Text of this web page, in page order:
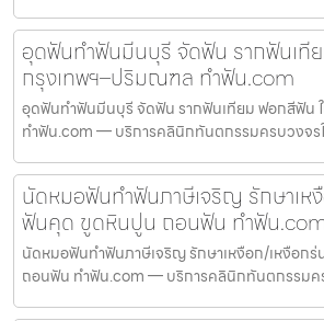
อุดฟันทำฟันมีนบุรี จัดฟัน รากฟันเที
กรุงเทพฯ–ปริมณฑล ทำฟัน.com
อุดฟันทำฟันมีนบุรี จัดฟัน รากฟันเทียม ฟอกสีฟัน
ทำฟัน.com — บริการคลินิกทันตกรรมครบวงจ
นัดหมอฟันทำฟันภาษีเจริญ รักษาเห
ฟันคุด ขูดหินปูน ถอนฟัน ทำฟัน
นัดหมอฟันทำฟันภาษีเจริญ รักษาเหงือก/เหงือก
ถอนฟัน ทำฟัน.com — บริการคลินิกทันตกรรมค